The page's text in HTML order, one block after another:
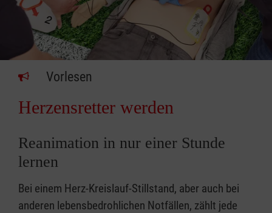
Vorlesen
Herzensretter werden
Reanimation in nur einer Stunde
lernen
Bei einem Herz-Kreislauf-Stillstand, aber auch bei
anderen lebensbedrohlichen Notfällen, zählt jede